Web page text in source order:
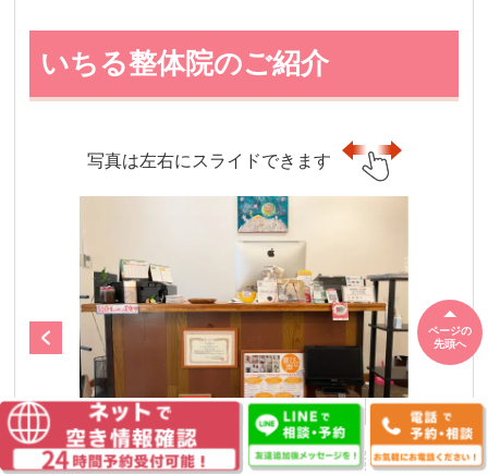
いちる整体院のご紹介
写真は左右にスライドできます
待合イスからの風景【お会計
ページの
先頭へ